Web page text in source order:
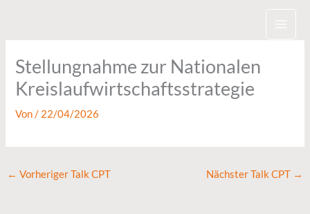
Stellungnahme zur Nationalen
Kreislaufwirtschaftsstrategie
Von/ 22/04/2026
← Vorheriger Talk CPT Nächster Talk CPT →